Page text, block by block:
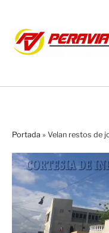
Portada » Velan restos de